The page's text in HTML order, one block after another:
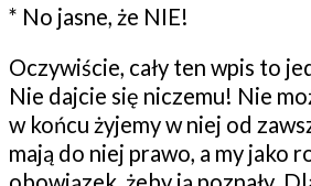
* No jasne, że NIE!
Oczywiście, cały ten wpis to
Nie dajcie się niczemu! Nie
w końcu żyjemy w niej od
mają do niej prawo, a my jako